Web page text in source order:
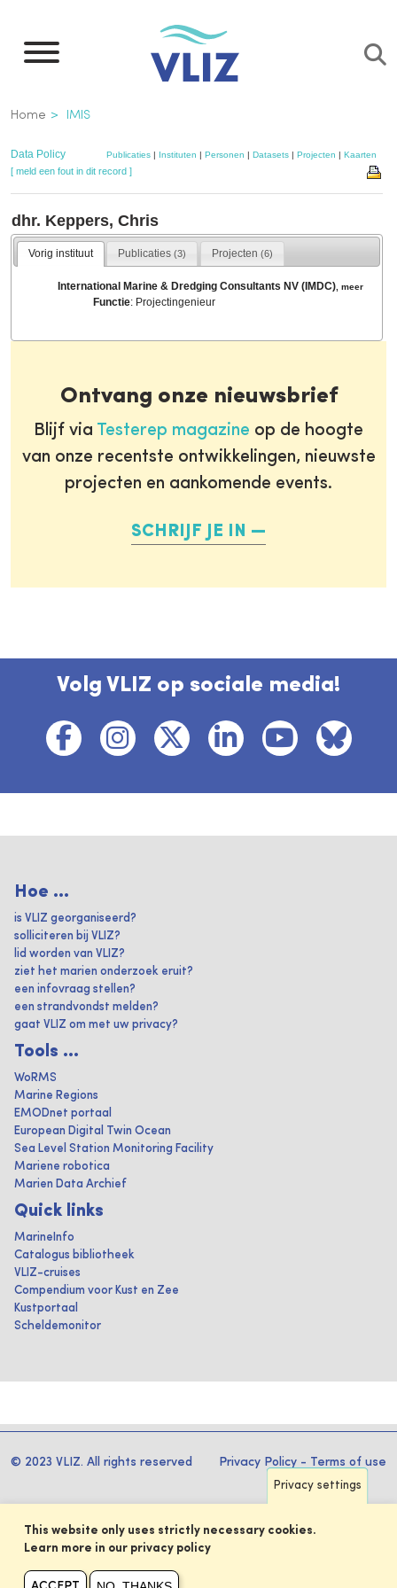
naar
inhoud
gaan
Kruimelpad
Home IMIS
Data Policy Publicaties| Instituten | Personen | Datasets| Projecten | Kaarten
[ meld een fout in dit record ]
dhr. Keppers, Chris
Vorig instituut Publicaties(3) Projecten (6)
International Marine & Dredging Consultants NV (IMDC) ,meer
Functie: Projectingenieur
Ontvang onze nieuwsbrief
Blijf via Testerep magazine op de hoogte
van onze recentste ontwikkelingen, nieuwste
projecten en aankomende events.
SCHRIJF JE IN
Volg VLIZ op sociale media!
Hoe ...
is VLIZ georganiseerd?
solliciteren bij VLIZ?
lid worden van VLIZ?
ziet het marien onderzoek eruit?
een infovraag stellen?
een strandvondst melden?
gaat VLIZ om met uw privacy?
Tools ...
WoRMS
Marine Regions
EMODnet portaal
European Digital Twin Ocean
Sea Level Station Monitoring Facility
Mariene robotica
Marien Data Archief
Quick links
MarineInfo
Catalogus bibliotheek
VLIZ-cruises
Compendium voor Kust en Zee
Kustportaal
Scheldemonitor
© 2023 VLIZ. All rights reserved Privacy Policy - Terms of use
Privacy settings
This website only uses strictly necessary cookies.
Learn more in our privacy policy